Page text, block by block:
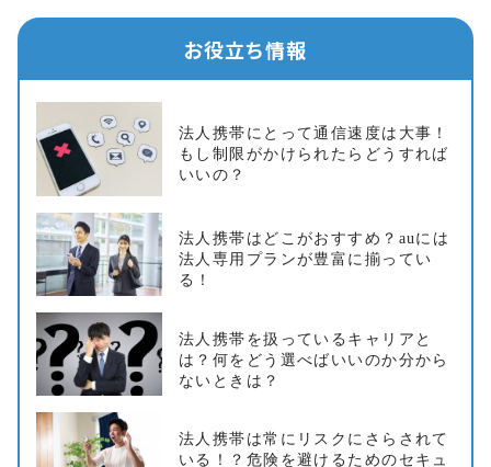
お役立ち情報
法人携帯にとって通信速度は大事！
もし制限がかけられたらどうすれば
いいの？
法人携帯はどこがおすすめ？auには
法人専用プランが豊富に揃ってい
る！
法人携帯を扱っているキャリアと
は？何をどう選べばいいのか分から
ないときは？
法人携帯は常にリスクにさらされて
いる！？危険を避けるためのセキュ